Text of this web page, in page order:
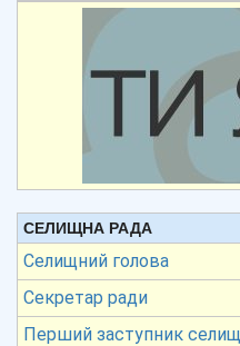
СЕЛИЩНА РАДА
Селищний голова
Секретар ради
Перший заступник